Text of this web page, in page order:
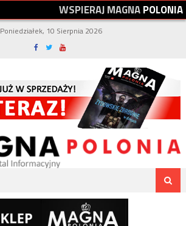
WSPIERAJMAGNAPOLONIA
Poniedziałek, 10 Sierpnia 2026